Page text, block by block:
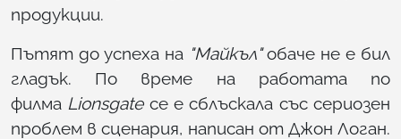
продукции.
Пътят до успеха на "Майкъл"обаче не е бил
гладък. По време на работата по
филма Lionsgate се е сблъскала със сериозен
проблем в сценария, написан от Джон Логан.